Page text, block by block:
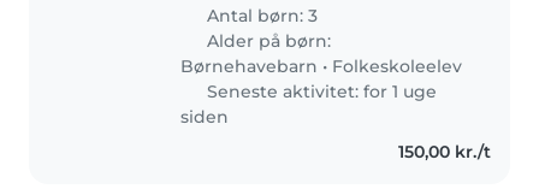
9 år kan godt lide at lave
kreative ting
Antal børn: 3
Alder på børn:
Børnehavebarn • Folkeskoleelev
Seneste aktivitet: for 1 uge
siden
150,00 kr./t